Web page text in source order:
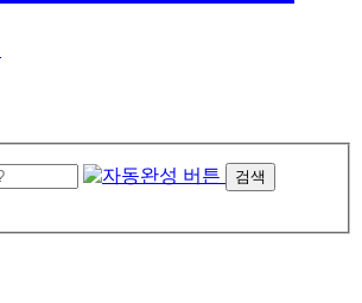
검색